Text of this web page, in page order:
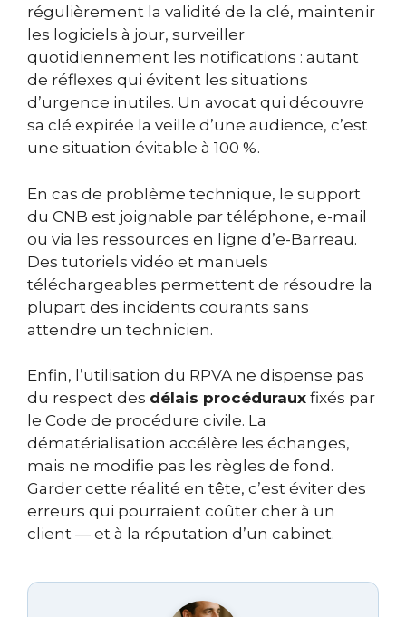
régulièrement la validité de la clé, maintenir
les logiciels à jour, surveiller
quotidiennement les notifications : autant
de réflexes qui évitent les situations
d’urgence inutiles. Un avocat qui découvre
sa clé expirée la veille d’une audience, c’est
une situation évitable à 100 %.
En cas de problème technique, le support
du CNB est joignable par téléphone, e-mail
ou via les ressources en ligne d’e-Barreau.
Des tutoriels vidéo et manuels
téléchargeables permettent de résoudre la
plupart des incidents courants sans
attendre un technicien.
Enfin, l’utilisation du RPVA ne dispense pas
du respect des délais procéduraux fixés par
le Code de procédure civile. La
dématérialisation accélère les échanges,
mais ne modifie pas les règles de fond.
Garder cette réalité en tête, c’est éviter des
erreurs qui pourraient coûter cher à un
client — et à la réputation d’un cabinet.